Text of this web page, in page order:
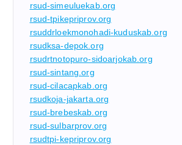
rsud-simeuluekab.org
rsud-tpikepriprov.org
rsuddrloekmonohadi-kuduskab.org
rsudksa-depok.org
rsudrtnotopuro-sidoarjokab.org
rsud-sintang.org
rsud-cilacapkab.org
rsudkoja-jakarta.org
rsud-brebeskab.org
rsud-sulbarprov.org
rsudtpi-kepriprov.org